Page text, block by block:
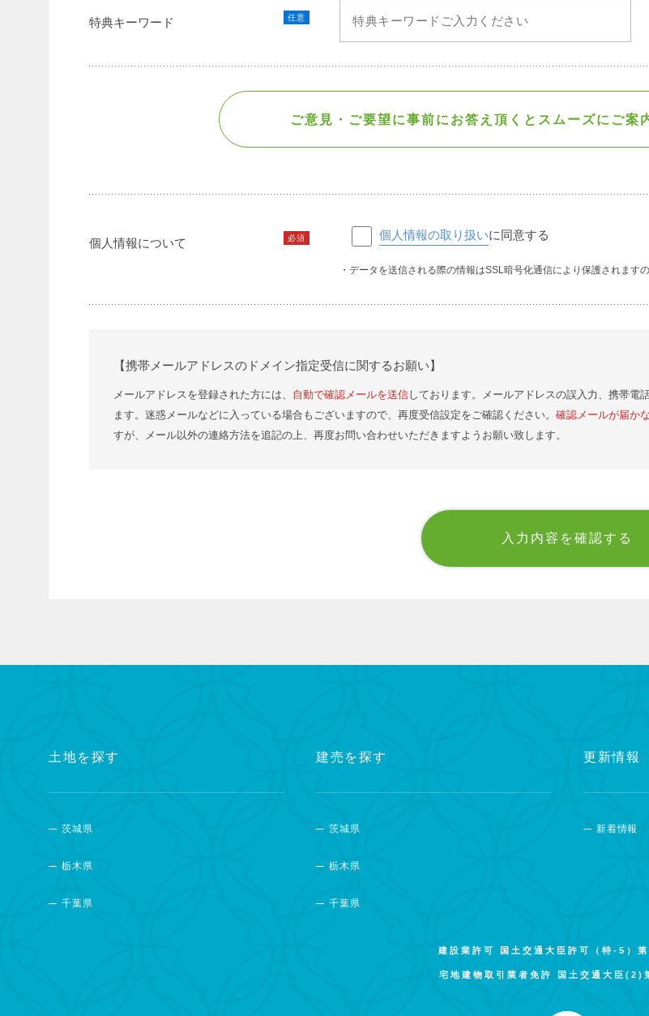
特典キーワード 任意
ご意見・ご要望に事前にお答え頂くと スムーズにご案
個人情報について 必須 個人情報の取り扱いに同意する
・データを送信される際の情報はSSL暗号化通信により保護されます
【携帯メールアドレスのドメイン指定受信に関するお願い】
メールアドレスを登録された方には、 自動で確認メールを送信しております。メールアドレスの誤入力、携帯電
ます。迷惑メールなどに入っている場合もございますので、再度受信設定をご確認ください。 確認メールが届か
すが、メール以外の連絡方法を追記の上、再度お問い合わせいただきますようお願い致します。
土地を探す
茨城県
栃木県
千葉県
建売を探す
茨城県
栃木県
千葉県
更新情報
新着情報
建設業許可 国土交通大臣許可（特-5）
宅地建物取引業者免許 国土交通大臣(2)